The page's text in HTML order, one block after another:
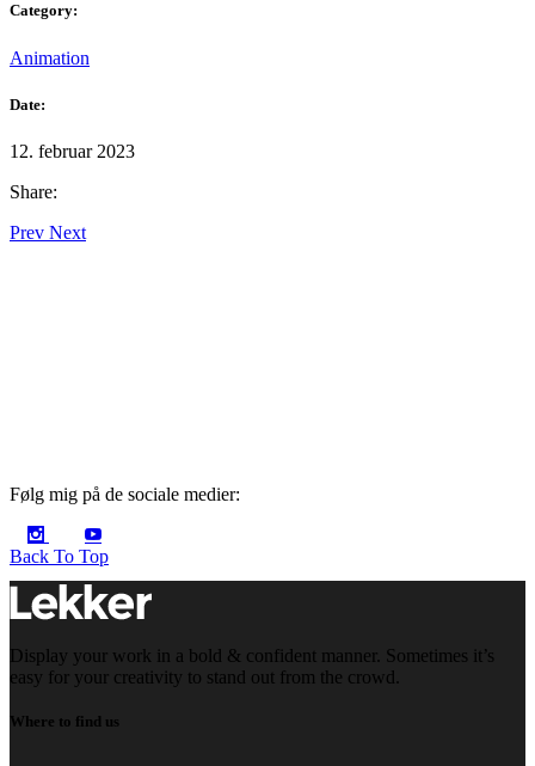
Category:
Animation
Date:
12. februar 2023
Share:
Prev Next
Følg mig på de sociale medier:
Back To Top
Display your work in a bold & confident manner. Sometimes it’s
easy for your creativity to stand out from the crowd.
Where to find us